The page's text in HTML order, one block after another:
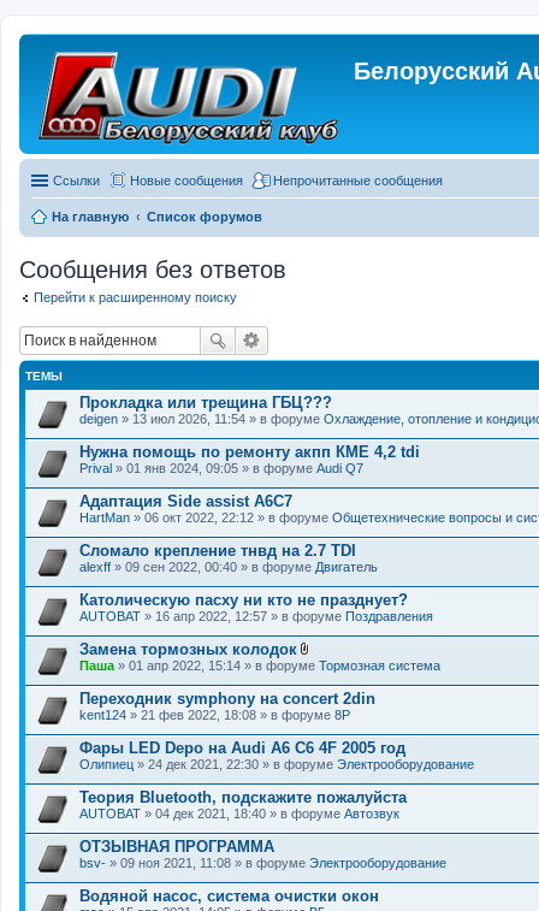
Белорусский
Ссылки Новые сообщения Непрочитанные сообщения
На главную Список форумов
Сообщения без ответов
Перейти к расширенному поиску
ТЕМЫ
Прокладка или трещина ГБЦ???
deigen » 13 июл 2026, 11:54 » в форуме Охлаждение, отопление и
Нужна помощь по ремонту акпп КМЕ 4,2 tdi
Prival » 01 янв 2024, 09:05 » в форуме Audi Q7
Адаптация Side assist A6C7
HartMan » 06 окт 2022, 22:12 » в форуме Общетехнические вопросы и
Сломало крепление тнвд на 2.7 TDI
alexff » 09 сен 2022, 00:40 » в форуме Двигатель
Католическую пасху ни кто не празднует?
AUTOBAT » 16 апр 2022, 12:57 » в форуме Поздравления
Замена тормозных колодок
В
о
ж
е
н
и
я
Паша » 01 апр 2022, 15:14 » в форуме Тормозная система
Переходник symphony на concert 2din
kent124 » 21 фев 2022, 18:08 » в форуме 8P
Фары LED Depo на Audi A6 C6 4F 2005 год
Олипиец » 24 дек 2021, 22:30 » в форуме Электрооборудование
Теория Bluetooth, подскажите пожалуйста
AUTOBAT » 04 дек 2021, 18:40 » в форуме Автозвук
ОТЗЫВНАЯ ПРОГРАММА
bsv- » 09 ноя 2021, 11:08 » в форуме Электрооборудование
Водяной насос, система очистки окон